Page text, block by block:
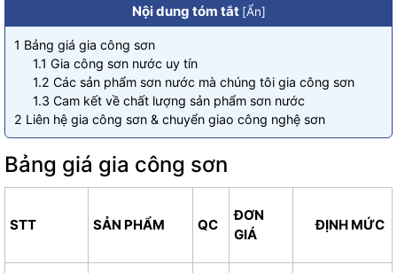
Nội dung tóm tắt [Ẩn]
1 Bảng giá gia công sơn
1.1 Gia công sơn nước uy tín
1.2 Các sản phẩm sơn nước mà chúng tôi gia công sơn
1.3 Cam kết về chất lượng sản phẩm sơn nước
2 Liên hệ gia công sơn & chuyển giao công nghệ sơn
Bảng giá gia công sơn
STT SẢN PHẨM QC
ĐƠN
GIÁ
ĐỊNH MỨC